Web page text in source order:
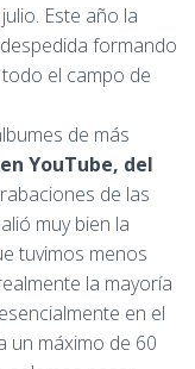
Este año la
formando
el campo de
de más
YouTube, del
de las
muy bien la
tuvimos menos
la mayoría
en el
un máximo de 60